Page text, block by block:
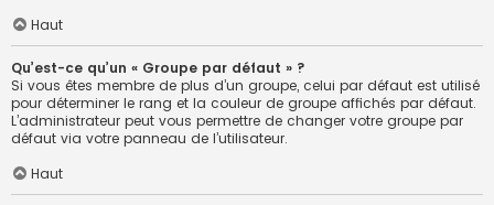
Haut
Qu’est-ce qu’un « Groupe par défaut » ?
Si vous êtes membre de plus d’un groupe, celui par défaut est utilisé
pour déterminer le rang et la couleur de groupe affichés par défaut.
L’administrateur peut vous permettre de changer votre groupe par
défaut via votre panneau de l’utilisateur.
Haut